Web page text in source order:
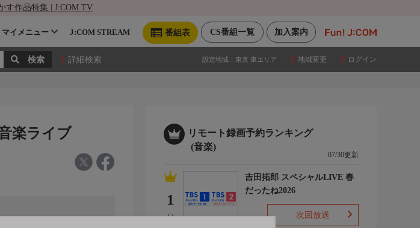
す作品特集 | J:COM TV
加入案内
CS番組一覧
番組表
マイメニュー J:COM STREAM
詳細検索 設定地域： 東京 東エリア 地域変更 ログイン
楽ライブ
リモート録画予約ランキング
(音楽)
07/30更新
1
(-)
吉田拓郎 スペシャルLIVE 春
だったね2026
次回放送